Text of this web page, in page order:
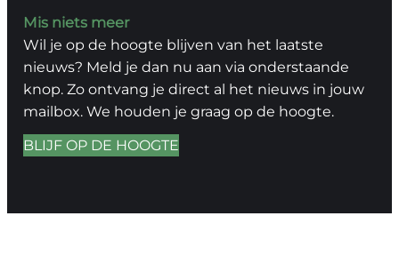
Mis niets meer
Wil je op de hoogte blijven van het laatste
nieuws? Meld je dan nu aan via onderstaande
knop. Zo ontvang je direct al het nieuws in jouw
mailbox. We houden je graag op de hoogte.
BLIJF OP DE HOOGTE